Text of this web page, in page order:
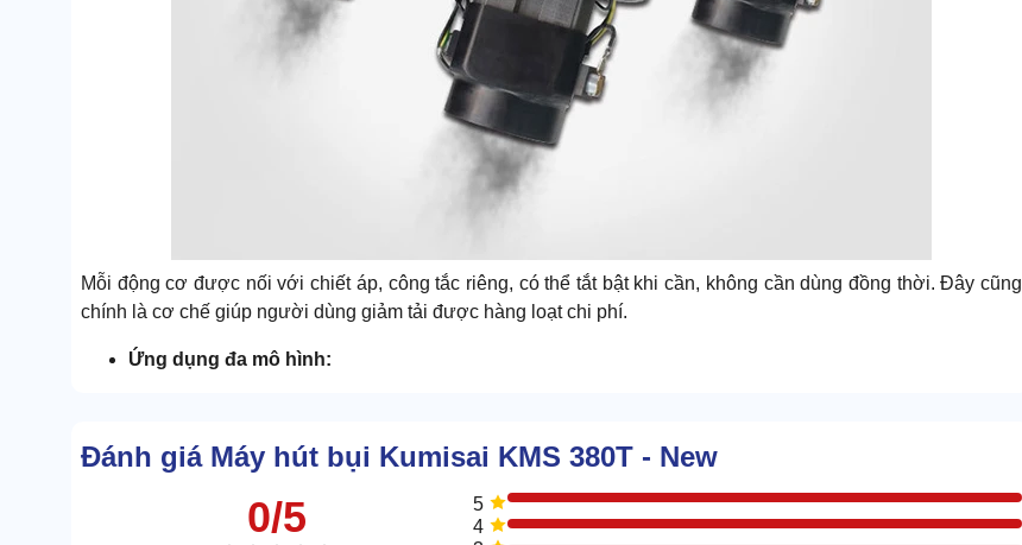
Mỗi động cơ được nối với chiết áp, công tắc riêng, có thể tắt bật khi cần, không cần dùng đồng thời. Đây cũng
chính là cơ chế giúp người dùng giảm tải được hàng loạt chi phí.
Ứng dụng đa mô hình:
lạnh,...
Đánh giá Máy hút bụi Kumisai KMS 380T - New
0/5
5
4